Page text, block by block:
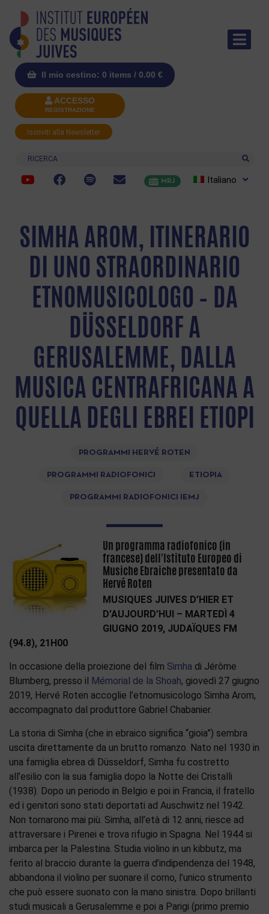
Il mio cestino: 0 items / 0.00 €
ACCESSO
REGISTRAZIONE
Iscriviti alla Newsletter
Ricerca
MRJ Italiano
SIMHA AROM, ITINERARIO
DI UNO STRAORDINARIO
ETNOMUSICOLOGO – DA
DÜSSELDORF A
GERUSALEMME, DALLA
MUSICA CENTRAFRICANA A
QUELLA DEGLI EBREI ETIOPI
PROGRAMMI HERVÉ ROTEN
PROGRAMMI RADIOFONICI ETIOPIA
PROGRAMMI RADIOFONICI IEMJ
Un programma radiofonico (in
francese) dell'Istituto Europeo di
Musiche Ebraiche presentato da
Hervé Roten
MUSIQUES JUIVES D’HIER ET
D’AUJOURD’HUI – MARTEDÌ 4
GIUGNO 2019, JUDAÏQUES FM
(94.8), 21H00
In occasione della proiezione del film Simha di Jérôme
Blumberg, presso il Mémorial de la Shoah, giovedì 27 giugno
2019, Hervé Roten accoglie l’etnomusicologo Simha Arom,
accompagnato dal produttore Gabriel Chabanier.
La storia di Simha (che in ebraico significa “gioia”) sembra
uscita direttamente da un brutto romanzo. Nato nel 1930 in
una famiglia ebrea di Düsseldorf, Simha fu costretto
all’esilio con la sua famiglia dopo la Notte dei Cristalli
(1938). Dopo un periodo in Belgio e poi in Francia, il fratello
ed i genitori sono stati deportati ad Auschwitz nel 1942.
Non tornarono mai più. Simha, all’età di 12 anni, riesce ad
attraversare i Pirenei e trova rifugio in Spagna. Nel 1944 si
imbarca per la Palestina. Studia violino in un kibbutz, ma
ferito al braccio durante la guerra d’indipendenza del 1948,
abbandona il violino per suonare il corno, l’unico strumento
che può essere suonato con la mano sinistra. Dopo brillanti
studi musicali a Gerusalemme e poi a Parigi (primo premio